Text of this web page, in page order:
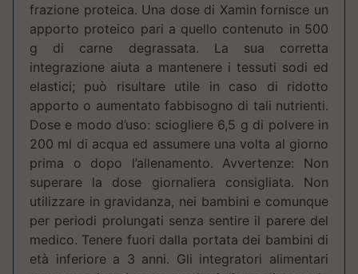
frazione proteica. Una dose di Xamin fornisce un
apporto proteico pari a quello contenuto in 500
g di carne degrassata. La sua corretta
integrazione aiuta a mantenere i tessuti sodi ed
elastici; può risultare utile in caso di ridotto
apporto o aumentato fabbisogno di tali nutrienti.
Dose e modo d’uso: sciogliere 6,5 g di polvere in
200 ml di acqua ed assumere una volta al giorno
prima o dopo l’allenamento. Avvertenze: Non
superare la dose giornaliera consigliata. Non
utilizzare in gravidanza, nei bambini e comunque
per periodi prolungati senza sentire il parere del
medico. Tenere fuori dalla portata dei bambini di
età inferiore a 3 anni. Gli integratori alimentari